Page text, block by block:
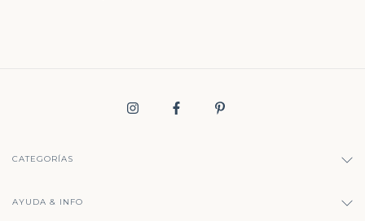
CATEGORÍAS
AYUDA & INFO